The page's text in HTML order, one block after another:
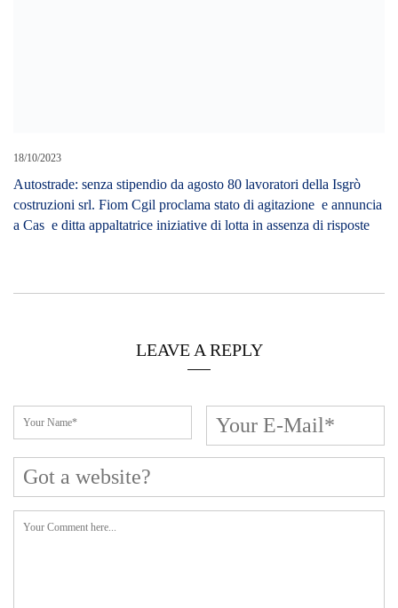
18/10/2023
Autostrade: senza stipendio da agosto 80 lavoratori della Isgrò
costruzioni srl. Fiom Cgil proclama stato di agitazione e annuncia
a Cas e ditta appaltatrice iniziative di lotta in assenza di risposte
LEAVE A REPLY